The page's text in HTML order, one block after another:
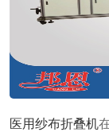
医用纱布折叠机